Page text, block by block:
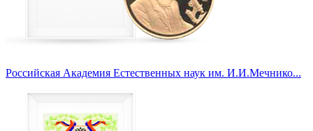
Российская Академия Естественных наук им. И.И.Мечнико...